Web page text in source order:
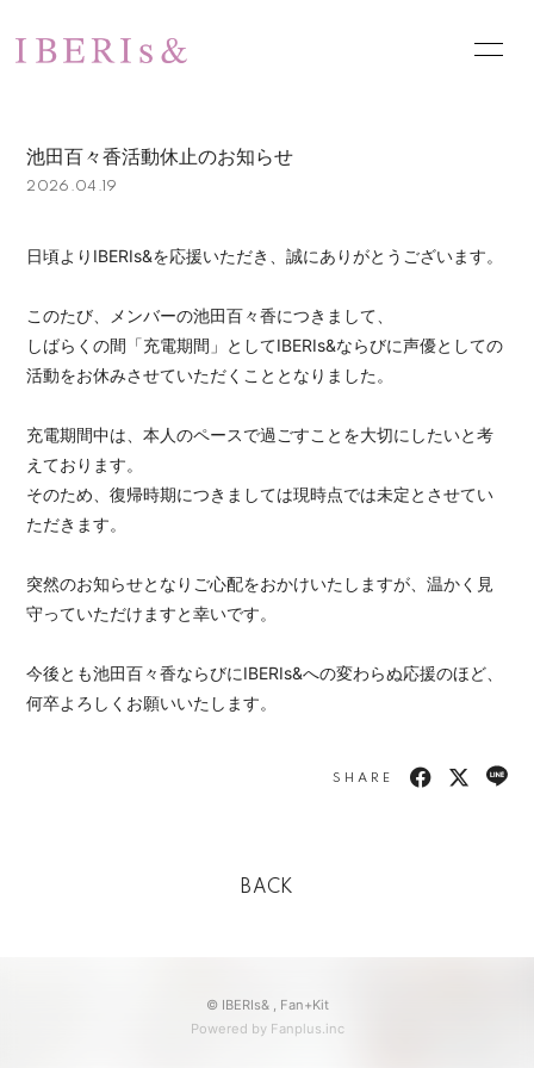
SCHEDULE PROFILE
池田百々香活動休止のお知らせ
2026.04.19
日頃よりIBERIs&を応援いただき、誠にありがとうございます。
このたび、メンバーの池田百々香につきまして、
しばらくの間「充電期間」としてIBERIs&ならびに声優としての
活動をお休みさせていただくこととなりました。
充電期間中は、本人のペースで過ごすことを大切にしたいと考
えております。
そのため、復帰時期につきましては現時点では未定とさせてい
ただきます。
突然のお知らせとなりご心配をおかけいたしますが、温かく見
守っていただけますと幸いです。
今後とも池田百々香ならびにIBERIs&への変わらぬ応援のほど、
何卒よろしくお願いいたします。
SHARE
BACK
© IBERIs& , Fan+Kit
Powered by Fanplus.inc